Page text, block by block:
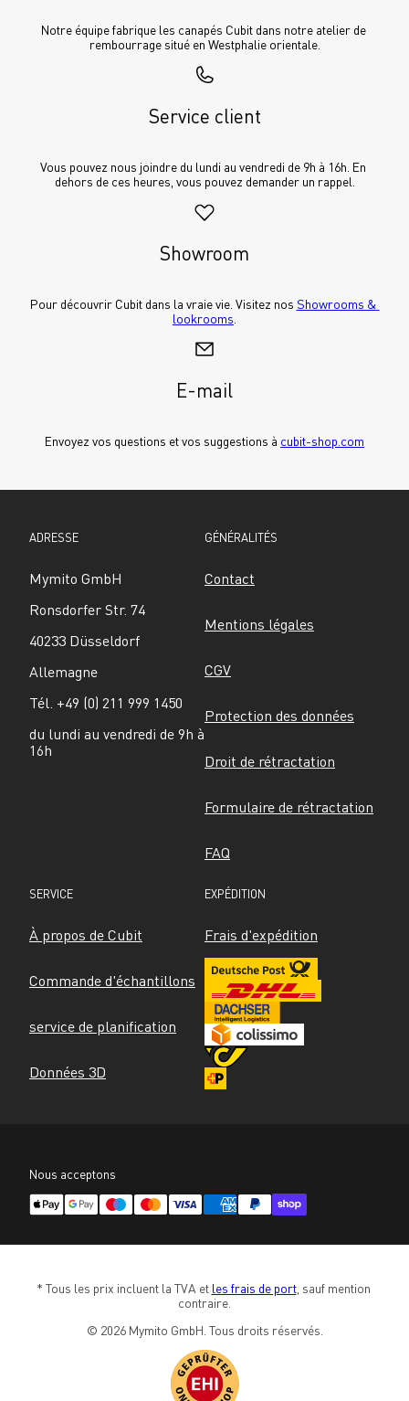
Notre équipe fabrique les canapés Cubit dans notre atelier de
rembourrage situé en Westphalie orientale.
Service client
Vous pouvez nous joindre du lundi au vendredi de 9h à 16h. En
dehors de ces heures, vous pouvez demander un rappel.
Showroom
Pour découvrir Cubit dans la vraie vie. Visitez nos Showrooms &
lookrooms
E-mail
Envoyez vos questions et vos suggestions à cubit-shop.com
ADRESSE
Mymito GmbH
Ronsdorfer Str. 74
40233 Düsseldorf
Allemagne
Tél. +49 (0) 211 999 1450
du lundi au vendredi de 9h à
16h
GÉNÉRALITÉS
Contact
Mentions légales
CGV
Protection des données
Droit de rétractation
Formulaire de rétractation
FAQ
SERVICE
À propos de Cubit
Commande d'échantillons
service de planification
Données 3D
EXPÉDITION
Frais d'expédition
Nous acceptons
* Tous les prix incluent la TVA et les frais de port, sauf mention
contraire.
© 2026 Mymito GmbH. Tous droits réservés.